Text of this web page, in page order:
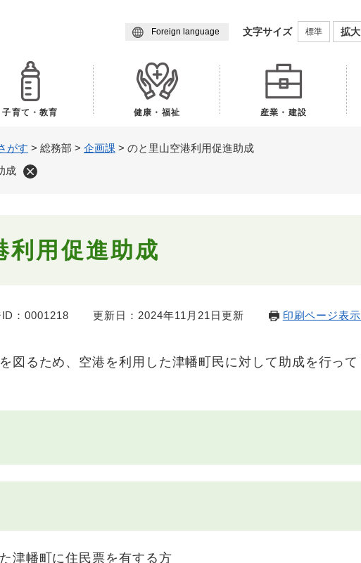
Foreign language 文字サイズ 標準 拡大
子育て・教育 健康・福祉 産業・建設
がす > 総務部 > 企画課 > のと里山空港利用促進助成
成
利用促進助成
：0001218 更新日：2024年11月21日更新 印刷ページ表示
図るため、空港を利用した津幡町民に対して助成を行って
津幡町に住民票を有する方